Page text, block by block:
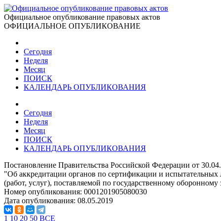
Официальное опубликование правовых актов
ОФИЦИАЛЬНОЕ ОПУБЛИКОВАНИЕ
Сегодня
Неделя
Месяц
ПОИСК
КАЛЕНДАРЬ ОПУБЛИКОВАНИЯ
Сегодня
Неделя
Месяц
ПОИСК
КАЛЕНДАРЬ ОПУБЛИКОВАНИЯ
Постановление Правительства Российской Федерации от
"Об аккредитации органов по сертификации и
(работ, услуг), поставляемой по государственному
Номер опубликования: 0001201905080030
Дата опубликования: 08.05.2019
1 10 20 50 ВСЕ